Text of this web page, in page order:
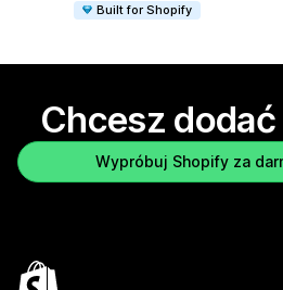
Built for Shopify
Chcesz
Wypróbuj Shopify za